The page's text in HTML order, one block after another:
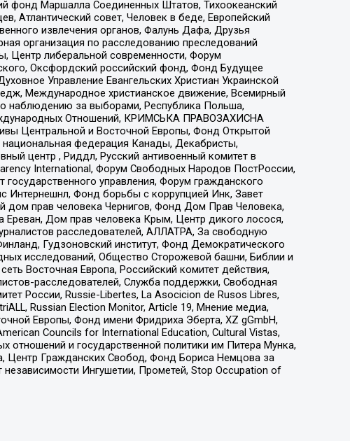
фонд Маршалла Соединенных Штатов, Тихоокеанский
Атлантический совет, Человек в беде, Европейский
извлечения органов, Фалунь Дафа, Друзья
организация по расследованию преследований
Центр либеральной современности, Форум
Оксфордский российский фонд, Фонд Будущее
Управление Евангельских Христиан Украинской
Международное христианское движение, Всемирный
наблюдению за выборами, Республика Польша,
Отношений, КРИМСЬКА ПРАВОЗАХИСНА
Центральной и Восточной Европы, Фонд Открытой
национальная федерация Канады, Декабристы,
центр , Риддл, Русский антивоенный комитет в
International, Форум Свободных Народов ПостРоссии,
управления, Форум гражданского
Интернешнл, Фонд борьбы с коррупцией Инк, Завет
дом прав человека Чернигов, Фонд Дом Прав Человека,
Дом прав человека Крым, Центр дикого лосося,
расследователей, АЛЛАТРА, За свободную
Гудзоновский институт, Фонд Демократического
исследований, Общество Сторожевой башни, Библии и
Восточная Европа, Российский комитет действия,
расследователей, Служба поддержки, Свободная
России, Russie-Libertes, La Asocicion de Rusos Libres,
Russian Election Monitor, Article 19, Мнение медиа,
Европы, Фонд имени Фридриха Эберта, XZ gGmbH,
Councils for International Education, Cultural Vistas,
и государственной политики им Питера Мунка,
Центр Гражданских Свобод, Фонд Бориса Немцова за
Ингушетии, Прометей, Stop Occupation of